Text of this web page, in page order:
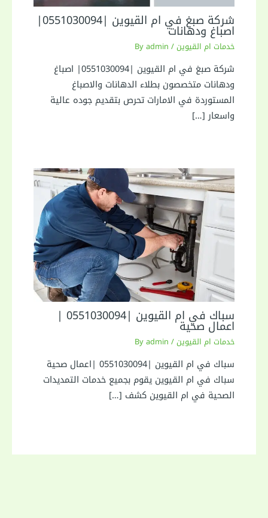
شركة صبغ في ام القيوين |0551030094|
اصباغ ودهانات
خدمات ام القيوين/ By
admin
شركة صبغ في ام القيوين |0551030094| اصباغ
ودهانات متخصصون بطلاء الدهانات والاصباغ
المستوردة في الامارات تحرص بتقديم جوده عالية
واسعار […]
سباك في ام القيوين |0551030094 |
اعمال صحية
خدمات ام القيوين/ By
admin
سباك في ام القيوين |0551030094 |اعمال صحية
سباك في ام القيوين يقوم بجميع خدمات التمديدات
الصحية في ام القيوين كشف […]